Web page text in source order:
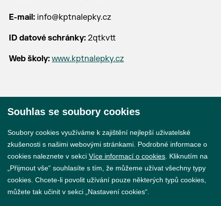
E-mail:info@kptnalepky.cz
ID datové schránky:2qtkvtt
Web školy: www.kptnalepky.cz
Souhlas se soubory cookies
Soubory cookies využíváme k zajištění nejlepší uživatelské
zkušenosti s našimi webovými stránkami. Podrobné informace o
cookies naleznete v sekci Více informací o cookies . Kliknutím na
„Přijmout vše“ souhlasíte s tím, že můžeme užívat všechny typy
cookies. Chcete-li povolit užívání pouze některých typů cookies,
můžete tak učinit v sekci „Nastavení cookies“.